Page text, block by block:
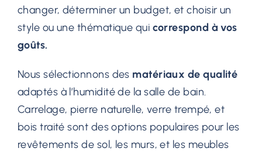
changer, déterminer un budget, et choisir un
style ou une thématique qui correspond à vos
goûts.
Nous sélectionnons des matériaux de qualité
adaptés à l’humidité de la salle de bain.
Carrelage, pierre naturelle, verre trempé, et
bois traité sont des options populaires pour les
revêtements de sol, les murs, et les meubles